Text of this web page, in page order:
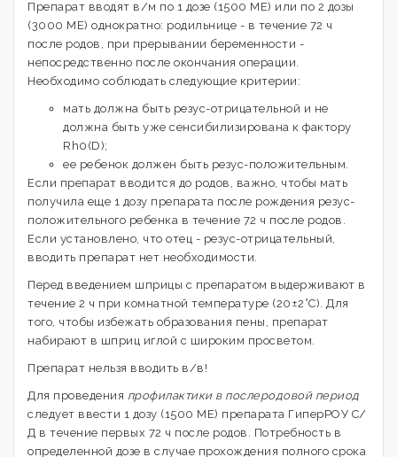
Препарат вводят в/м по 1 дозе (1500 МЕ) или по 2 дозы
(3000 МЕ) однократно: родильнице - в течение 72 ч
после родов, при прерывании беременности -
непосредственно после окончания операции.
Необходимо соблюдать следующие критерии:
мать должна быть резус-отрицательной и не
должна быть уже сенсибилизирована к фактору
Rh0(D);
ее ребенок должен быть резус-положительным.
Если препарат вводится до родов, важно, чтобы мать
получила еще 1 дозу препарата после рождения резус-
положительного ребенка в течение 72 ч после родов.
Если установлено, что отец - резус-отрицательный,
вводить препарат нет необходимости.
Перед введением шприцы с препаратом выдерживают в
течение 2 ч при комнатной температуре (20±2°C). Для
того, чтобы избежать образования пены, препарат
набирают в шприц иглой с широким просветом.
Препарат нельзя вводить в/в!
Для проведения профилактики в послеродовой период
следует ввести 1 дозу (1500 МЕ) препарата ГиперРОУ С/
Д в течение первых 72 ч после родов. Потребность в
определенной дозе в случае прохождения полного срока